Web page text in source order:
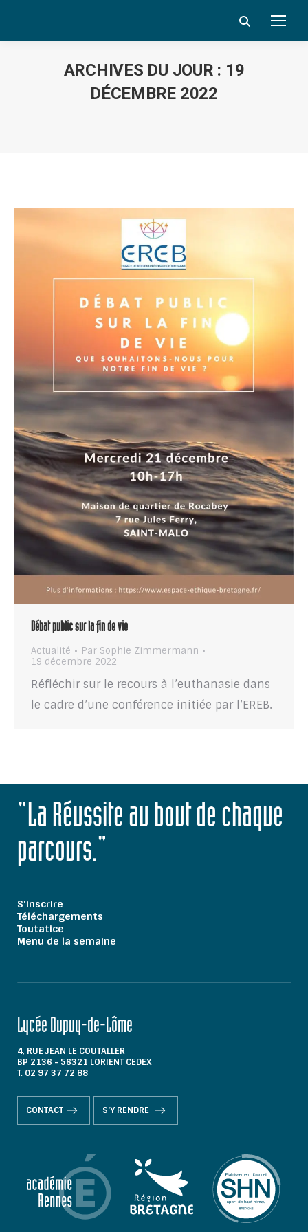
Search:
ARCHIVES DU JOUR : 19
DÉCEMBRE 2022
Débat public sur la fin de vie
Actualité Par Sophie Zimmermann
19 décembre 2022
Réfléchir sur le recours à l’euthanasie dans
le cadre d’une conférence initiée par l’EREB.
"La Réussite au bout de chaque
parcours."
S'inscrire
Téléchargements
Toutatice
Menu de la semaine
Lycée Dupuy-de-Lôme
4, RUE JEAN LE COUTALLER
BP 2136 - 56321 LORIENT CEDEX
T. 02 97 37 72 88
CONTACT S'Y RENDRE